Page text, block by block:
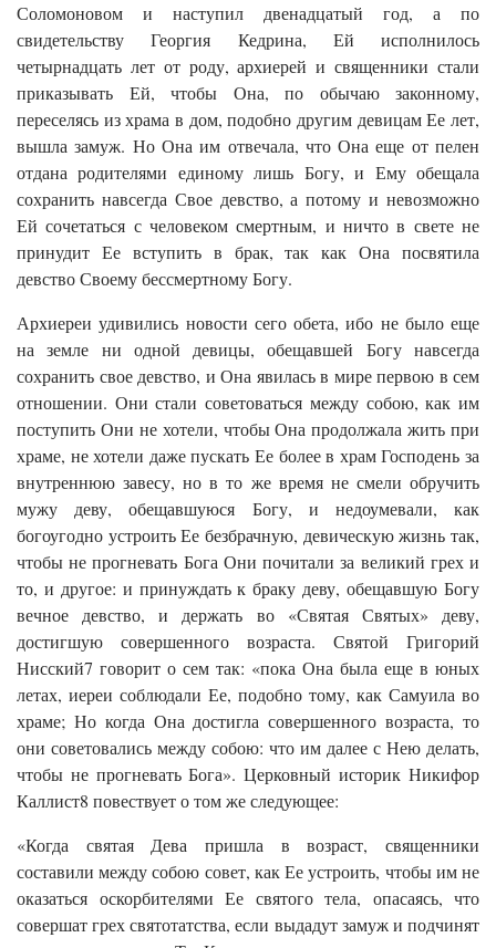
Соломоновом и наступил двенадцатый год, а по
свидетельству Георгия Кедрина, Ей исполнилось
четырнадцать лет от роду, архиерей и священники стали
приказывать Ей, чтобы Она, по обычаю законному,
переселясь из храма в дом, подобно другим девицам Ее лет,
вышла замуж. Но Она им отвечала, что Она еще от пелен
отдана родителями единому лишь Богу, и Ему обещала
сохранить навсегда Свое девство, а потому и невозможно
Ей сочетаться с человеком смертным, и ничто в свете не
принудит Ее вступить в брак, так как Она посвятила
девство Своему бессмертному Богу.
Архиереи удивились новости сего обета, ибо не было еще
на земле ни одной девицы, обещавшей Богу навсегда
сохранить свое девство, и Она явилась в мире первою в сем
отношении. Они стали советоваться между собою, как им
поступить Они не хотели, чтобы Она продолжала жить при
храме, не хотели даже пускать Ее более в храм Господень за
внутреннюю завесу, но в то же время не смели обручить
мужу деву, обещавшуюся Богу, и недоумевали, как
богоугодно устроить Ее безбрачную, девическую жизнь так,
чтобы не прогневать Бога Они почитали за великий грех и
то, и другое: и принуждать к браку деву, обещавшую Богу
вечное девство, и держать во «Святая Святых» деву,
достигшую совершенного возраста. Святой Григорий
Нисский7 говорит о сем так: «пока Она была еще в юных
летах, иереи соблюдали Ее, подобно тому, как Самуила во
храме; Но когда Она достигла совершенного возраста, то
они советовались между собою: что им далее с Нею делать,
чтобы не прогневать Бога». Церковный историк Никифор
Каллист8 повествует о том же следующее:
«Когда святая Дева пришла в возраст, священники
составили между собою совет, как Ее устроить, чтобы им не
оказаться оскорбителями Ее святого тела, опасаясь, что
совершат грех святотатства, если выдадут замуж и подчинят